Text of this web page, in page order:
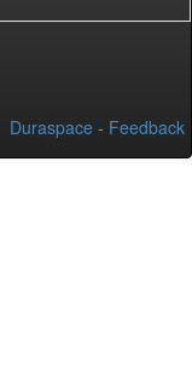
Duraspace - Feedback